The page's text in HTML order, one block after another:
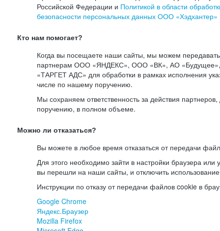
Российской Федерации и Политикой в области
безопасности персональных данных ООО «Хэдхантер»
Кто нам помогает?
Когда вы посещаете наши сайты, мы можем
партнерам ООО «ЯНДЕКС», ООО «ВК», АО
«ТАРГЕТ АДС» для обработки в рамках исполнения
числе по нашему поручению.
Мы сохраняем ответственность за действия
поручению, в полном объеме.
Можно ли отказаться?
Вы можете в любое время отказаться от передачи
Для этого необходимо зайти в настройки браузера или
вы перешли на наши сайты, и отключить
Инструкции по отказу от передачи файлов cookie в
Google Chrome
Яндекс.Браузер
Mozilla Firefox